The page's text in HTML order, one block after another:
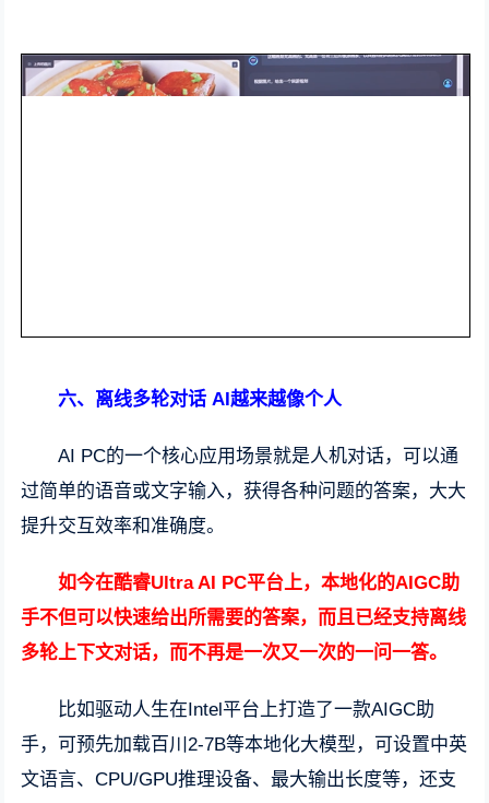
六、离线多轮对话 AI越来越像个人
AI PC的一个核心应用场景就是人机对话，可以通
过简单的语音或文字输入，获得各种问题的答案，大大
提升交互效率和准确度。
如今在酷睿Ultra AI PC平台上，本地化的AIGC助
手不但可以快速给出所需要的答案，而且已经支持离线
多轮上下文对话，而不再是一次又一次的一问一答。
比如驱动人生在Intel平台上打造了一款AIGC助
手，可预先加载百川2-7B等本地化大模型，可设置中英
文语言、CPU/GPU推理设备、最大输出长度等，还支